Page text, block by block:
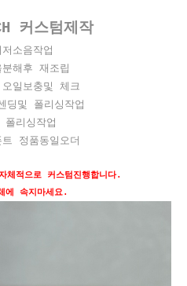
커스텀제작
소음작업
해후 재조립
일보충및 체크
딩및 폴리싱작업
리싱작업
정품동일오더
체적으로 커스텀진행합니다.
에 속지마세요.